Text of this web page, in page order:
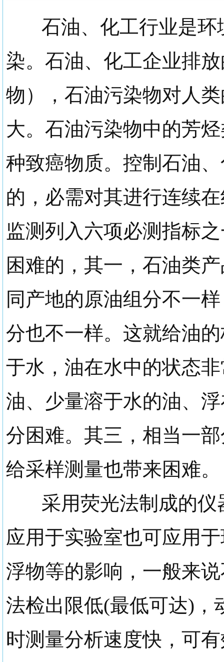
石油、化工行业是环
染。石油、化工企业排
物），石油污染物对人
大。石油污染物中的芳
种致癌物质。控制石油
的，必需对其进行连续
监测列入六项必测指标
困难的，其一，石油类
同产地的原油组分不一
分也不一样。这就给油
于水，油在水中的状态
油、少量溶于水的油、
分困难。其三，相当一
给采样测量也带来困难。
采用荧光法制成的仪
应用于实验室也可应用
浮物等的影响，一般来
法检出限低(最低可达)，
时测量分析速度快，可